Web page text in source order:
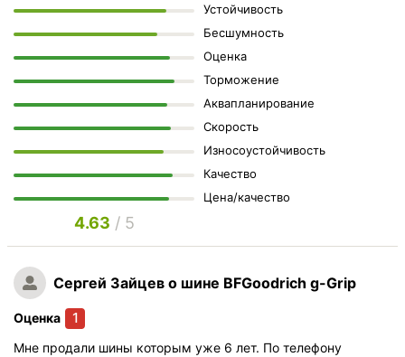
Устойчивость
Бесшумность
Оценка
Торможение
Аквапланирование
Скорость
Износоустойчивость
Качество
Цена/качество
4.63 / 5
Сергей Зайцев о шине BFGoodrich g-Grip
Оценка 1
Мне продали шины которым уже 6 лет. По телефону